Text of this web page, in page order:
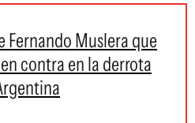
Fernando Muslera que
contra en la derrota